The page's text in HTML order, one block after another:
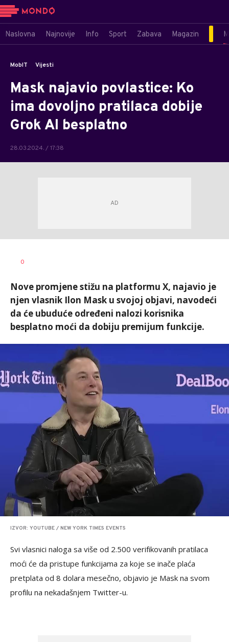
Naslovna Najnovije Info Sport Zabava Magazin
MobIT Vijesti
Mask najavio povlastice: Ko
ima dovoljno pratilaca dobije
Grok AI besplatno
28.03.2024. / 17:38
AUTOR
0
Nove promjene stižu na platformu X, najavio je
njen vlasnik Ilon Mask u svojoj objavi, navodeći
da će ubuduće određeni nalozi korisnika
besplatno moći da dobiju premijum funkcije.
IZVOR: YOUTUBE / NEW YORK TIMES EVENTS
Svi vlasnici naloga sa više od 2.500 verifikovanih pratilaca
moći će da pristupe funkcijama za koje se inače plaća
pretplata od 8 dolara mesečno, objavio je Mask na svom
profilu na nekadašnjem Twitter-u.